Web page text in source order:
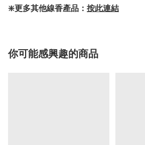
❇️更多其他線香產品： 按此連結
你可能感興趣的商品